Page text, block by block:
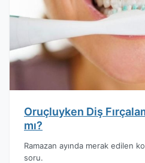
Oruçluyken Diş
mı?
Ramazan ayında merak edilen
soru.